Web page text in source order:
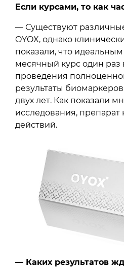
Если курсами, то как
— Существуют
OYOX, однако
показали, что
месячный курс один раз
проведения
результаты
двух лет. Как показали
исследования,
действий.
— Каких результатов